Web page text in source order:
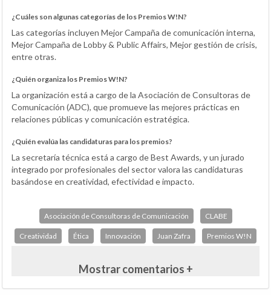
¿Cuáles son algunas categorías de los Premios W!N?
Las categorías incluyen Mejor Campaña de comunicación interna,
Mejor Campaña de Lobby & Public Affairs, Mejor gestión de crisis,
entre otras.
¿Quién organiza los Premios W!N?
La organización está a cargo de la Asociación de Consultoras de
Comunicación (ADC), que promueve las mejores prácticas en
relaciones públicas y comunicación estratégica.
¿Quién evalúa las candidaturas para los premios?
La secretaría técnica está a cargo de Best Awards, y un jurado
integrado por profesionales del sector valora las candidaturas
basándose en creatividad, efectividad e impacto.
Asociación de Consultoras de Comunicación CLABE
Creatividad Ética Innovación Juan Zafra Premios W!N
Mostrar comentarios +